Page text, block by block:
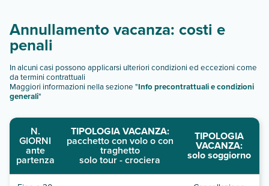
Annullamento vacanza: costi e
penali
In alcuni casi possono applicarsi ulteriori condizioni ed eccezioni come
da termini contrattuali
Maggiori informazioni nella sezione "Info precontrattuali e condizioni
generali"
N.
GIORNI
ante
partenza
TIPOLOGIA VACANZA:
pacchetto con volo o con
traghetto
solo tour - crociera
TIPOLOGIA
VACANZA:
solo soggiorno